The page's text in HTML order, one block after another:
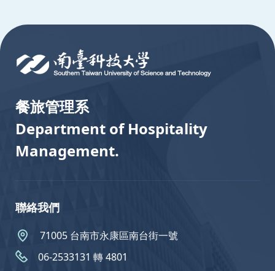
餐旅管理系
Department of Hospitality
Management.
聯絡我們
71005 台南市永康區南台街一號
06-2533131 轉 4801